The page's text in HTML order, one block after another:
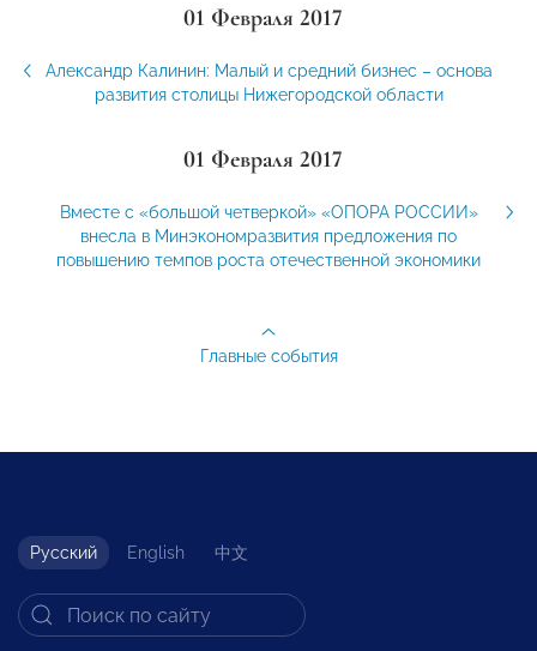
01 Февраля 2017
Александр Калинин: Малый и средний бизнес – основа
развития столицы Нижегородской области
01 Февраля 2017
Вместе с «большой четверкой» «ОПОРА РОССИИ»
внесла в Минэкономразвития предложения по
повышению темпов роста отечественной экономики
Главные события
Русский English 中文